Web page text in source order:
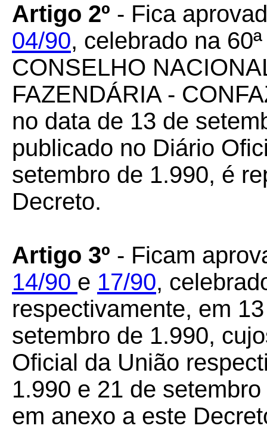
Artigo 2º - Fica
04/90, celebrado na
CONSELHO
FAZENDÁRIA -
no data de 13 de
publicado no Diário
setembro de 1.990, é
Decreto.
Artigo 3º - Ficam
14/90 e 17/90,
respectivamente, em
setembro de 1.990,
Oficial da União
1.990 e 21 de
em anexo a este